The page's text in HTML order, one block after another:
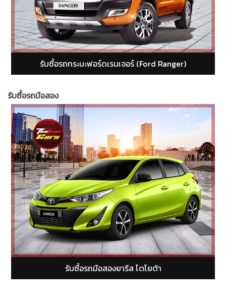
รับซื้อรถกระบะอีซูซุ ดีแม็ก (isuzu dmax)
รับซื้อรถมือสอง
รับซื้อรถมือสองอัลติส โตโยต้า